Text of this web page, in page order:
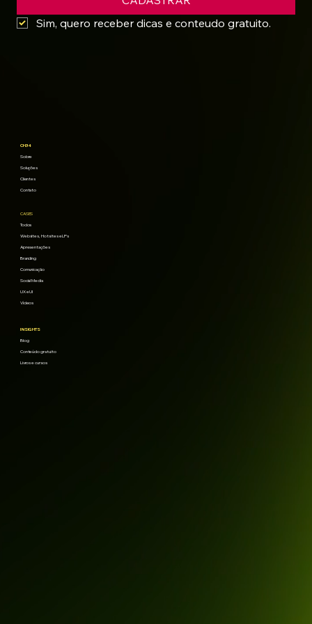
Sim, quero receber dicas e conteudo gratuito.
CH34
Sobre
Soluções
Clientes
Contato
CASES
Todos
Websites, Hotsites e LPs
Apresentações
Branding
Comunicação
Social Media
UX e UI
Vídeos
INSIGHTS
Blog
Conteúdo gratuito
Livros e cursos